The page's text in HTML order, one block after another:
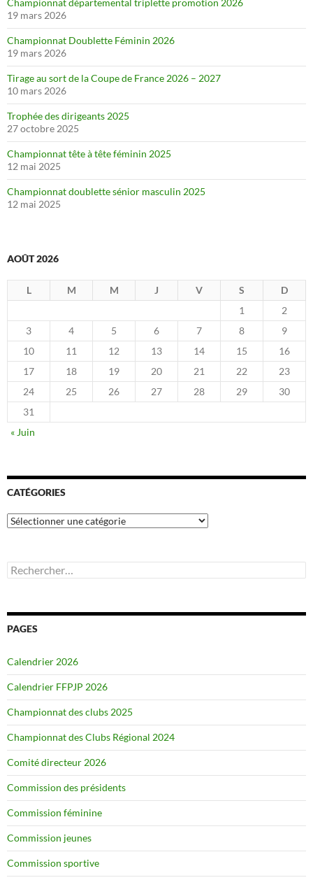
Championnat départemental triplette promotion 2026
19 mars 2026
Championnat Doublette Féminin 2026
19 mars 2026
Tirage au sort de la Coupe de France 2026 – 2027
10 mars 2026
Trophée des dirigeants 2025
27 octobre 2025
Championnat tête à tête féminin 2025
12 mai 2025
Championnat doublette sénior masculin 2025
12 mai 2025
AOÛT 2026
L M M J V S
D
1
2
3
4 5 6 7 8
9
10
11 12 13 14 15
16
17
18 19 20 21 22
23
24
25 26 27 28 29
30
31
« Juin
CATÉGORIES
Catégories
Rechercher :
PAGES
Calendrier 2026
Calendrier FFPJP 2026
Championnat des clubs 2025
Championnat des Clubs Régional 2024
Comité directeur 2026
Commission des présidents
Commission féminine
Commission jeunes
Commission sportive